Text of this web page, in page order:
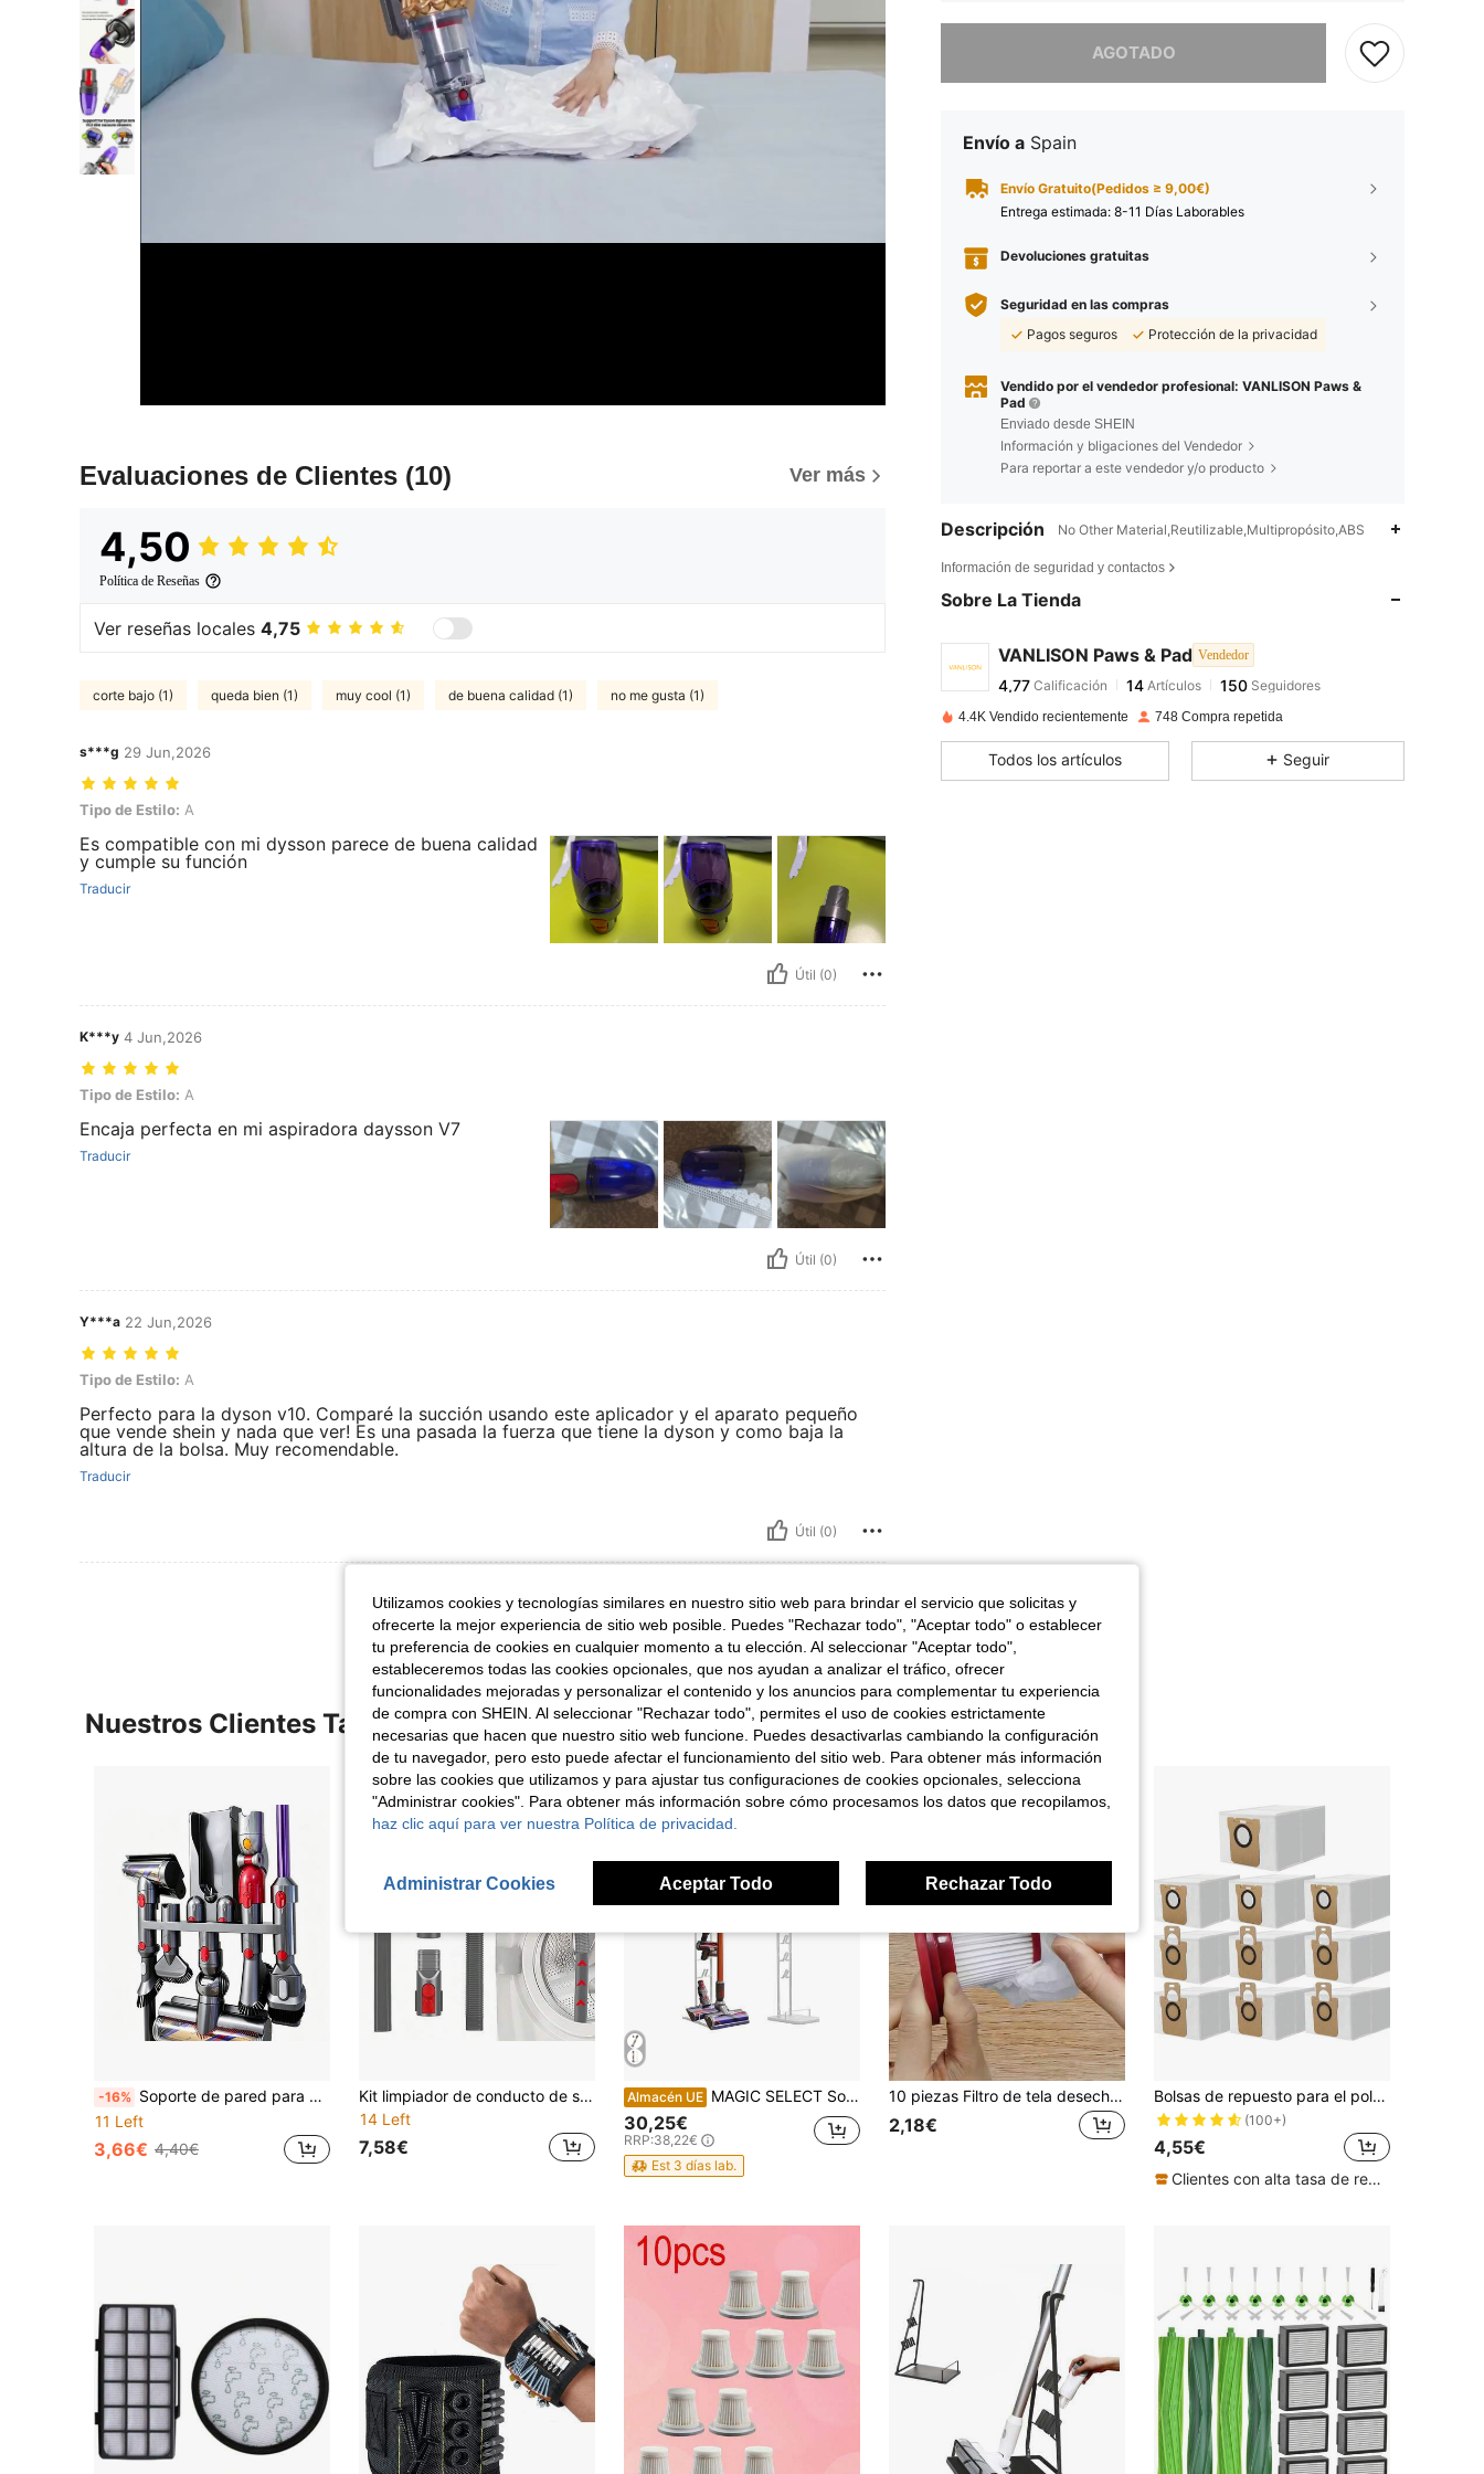
Evaluaciones de Clientes (10) Ver más
4,50
Política de Reseñas
Ver reseñas locales 4,75
corte bajo (1) queda bien (1) muy cool (1) de buena calidad (1) no me gusta (1)
s***g 29 Jun,2026
Tipo de Estilo: A
Tipo de Estilo: A
Es compatible con mi dysson parece de buena calidad
y cumple su función
Traducir
Útil (0)
K***y 4 Jun,2026
Tipo de Estilo: A
Tipo de Estilo: A
Encaja perfecta en mi aspiradora daysson V7
Traducir
Útil (0)
Y***a 22 Jun,2026
Tipo de Estilo: A
Tipo de Estilo: A
Perfecto para la dyson v10. Comparé la succión usando este aplicador y el aparato pequeño
que vende shein y nada que ver! Es una pasada la fuerza que tiene la dyson y como baja la
altura de la bolsa. Muy recomendable.
Traducir
Útil (0)
AGOTADO
Lo sentimos, este producto está agotado.
Envío a Spain
Envío Gratuito(Pedidos ≥ 9,00€)
Entrega estimada: 8-11 Días Laborables
Devoluciones gratuitas
Seguridad en las compras
Pagos seguros
Protección de la privacidad
Vendido por el vendedor profesional: VANLISON Paws &
Pad
Enviado desde SHEIN
Información y bligaciones del Vendedor
Para reportar a este vendedor y/o producto
Descripción No Other Material,Reutilizable,Multipropósito,ABS
Información de seguridad y contactos
Sobre La Tienda
VANLISON Paws & Pad Vendedor
4,77 14 150
4,77
Artículos 150Seguidores
r***dpagadoHace 1 día
4,77 14 150
4.4K Vendido recientemente 748 Compra repetida
Todos los artículos Seguir
Nuestros Clientes También Vieron
-16% Soporte de pared para aspiradora - Ahorro de espacio, fácil de instalar, caja de almacenamiento de plástico resistente con ganchos prácticos para organización, orden y almacenamiento en el baño, ganchos prácticos
11 Left
3,66€ 4,40€
Kit limpiador de conducto de secadora con accesorio de manguera para aspiradora V15 V12 V11 V10 V8 V7 V6. Herramienta flexible de eliminación de pelusa del conducto. Limpieza de rincones y espacios
14 Left
7,58€
Almacén UE MAGIC SELECT Soporte de Aspiradora Compatible con Dyson V15 V12 V11 V10 V8 V7 V6 - DC58/ DC59/ DC62/ DC74 - Organizador de Almacenamiento de Suelo Sin perforar la Pared.
30,25€
RRP:38,22€
Est 3 días lab.
10 piezas Filtro de tela desechable para aspiradora de 7*10cm, accesorios de filtro de tela no tejida universal
2,18€
Bolsas de repuesto para el polvo para Dreame L20 Ultra/ X20 Pro/ X20 Pro Plus/ L10s Ultra para Xiao Mi X10/ X10 Plus S10 Pro Robot, bolsas de vacío selladas
(100+)
4,55€
Clientes con alta tasa de repetición
Utilizamos cookies y tecnologías similares en nuestro sitio web para brindar el servicio que solicitas y
ofrecerte la mejor experiencia de sitio web posible. Puedes "Rechazar todo", "Aceptar todo" o establecer
tu preferencia de cookies en cualquier momento a tu elección. Al seleccionar "Aceptar todo",
estableceremos todas las cookies opcionales, que nos ayudan a analizar el tráfico, ofrecer
funcionalidades mejoradas y personalizar el contenido y los anuncios para complementar tu experiencia
de compra con SHEIN. Al seleccionar "Rechazar todo", permites el uso de cookies estrictamente
necesarias que hacen que nuestro sitio web funcione. Puedes desactivarlas cambiando la configuración
de tu navegador, pero esto puede afectar el funcionamiento del sitio web. Para obtener más información
sobre las cookies que utilizamos y para ajustar tus configuraciones de cookies opcionales, selecciona
"Administrar cookies". Para obtener más información sobre cómo procesamos los datos que recopilamos,
haz clic aquí para ver nuestra Política de privacidad.
Administrar Cookies Aceptar Todo Rechazar Todo